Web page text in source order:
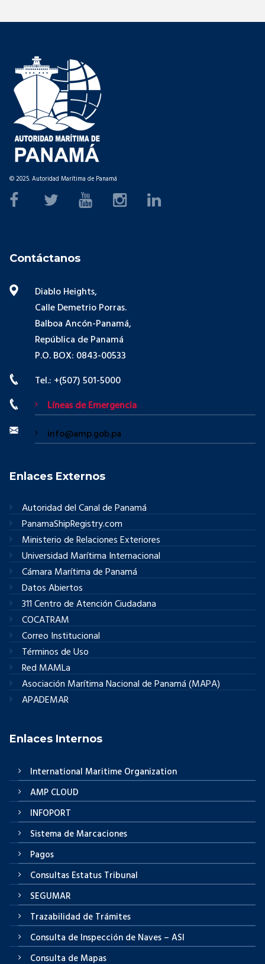
© 2025. Autoridad Marítima de Panamá
Contáctanos
Diablo Heights,
Calle Demetrio Porras.
Balboa Ancón-Panamá,
República de Panamá
P.O. BOX: 0843-00533
Tel.: +(507) 501-5000
Líneas de Emergencia
info@amp.gob.pa
Enlaces Externos
Autoridad del Canal de Panamá
PanamaShipRegistry.com
Ministerio de Relaciones Exteriores
Universidad Marítima Internacional
Cámara Marítima de Panamá
Datos Abiertos
311 Centro de Atención Ciudadana
COCATRAM
Correo Institucional
Términos de Uso
Red MAMLa
Asociación Marítima Nacional de Panamá (MAPA)
APADEMAR
Enlaces Internos
International Maritime Organization
AMP CLOUD
INFOPORT
Sistema de Marcaciones
Pagos
Consultas Estatus Tribunal
SEGUMAR
Trazabilidad de Trámites
Consulta de Inspección de Naves – ASI
Consulta de Mapas